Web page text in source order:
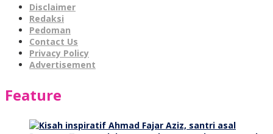
Disclaimer
Redaksi
Pedoman
Contact Us
Privacy Policy
Advertisement
Feature